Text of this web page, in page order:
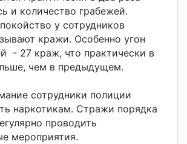
и количество грабежей.
у сотрудников
кражи. Особенно угон
- 27 краж, что практически в
чем в предыдущем.
сотрудники полиции
наркотикам. Стражи порядка
проводить
мероприятия.